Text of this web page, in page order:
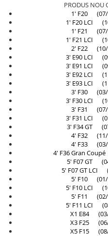
Overfender aripa
Panou acoperire trigger
Plafon
Praguri
Rama radiator
Scut motor
Spălător far
Suport aripa
Suport far
Suport radiator
Traversa
Usa fată
Usa spate
PRODUS NOU
1' F20 (07/
1' F20 LCI
1' F21 (07/
1' F21 LCI
2' F22 (10/
3' E90 LCI
3' E91 LCI
3' E92 LCI
3' E93 LCI
3' F30 (03/
3' F30 LCI
3' F31 (07/
3' F31 LCI
3' F34 GT
4' F32 (11/
4' F33 (03/
4' F36 Gran
5' F07 GT
5' F07 GT LCI
5' F10 (01/
5' F10 LCI
5' F11 (02/
5' F11 LCI
X1 E84
X3 F25
X5 F15